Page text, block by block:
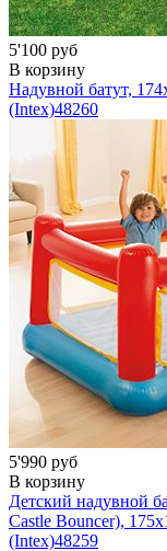
5'100 руб
В корзину
Надувной батут,
(Intex)48260
5'990 руб
В корзину
Детский надувной
Castle Bouncer),
(Intex)48259